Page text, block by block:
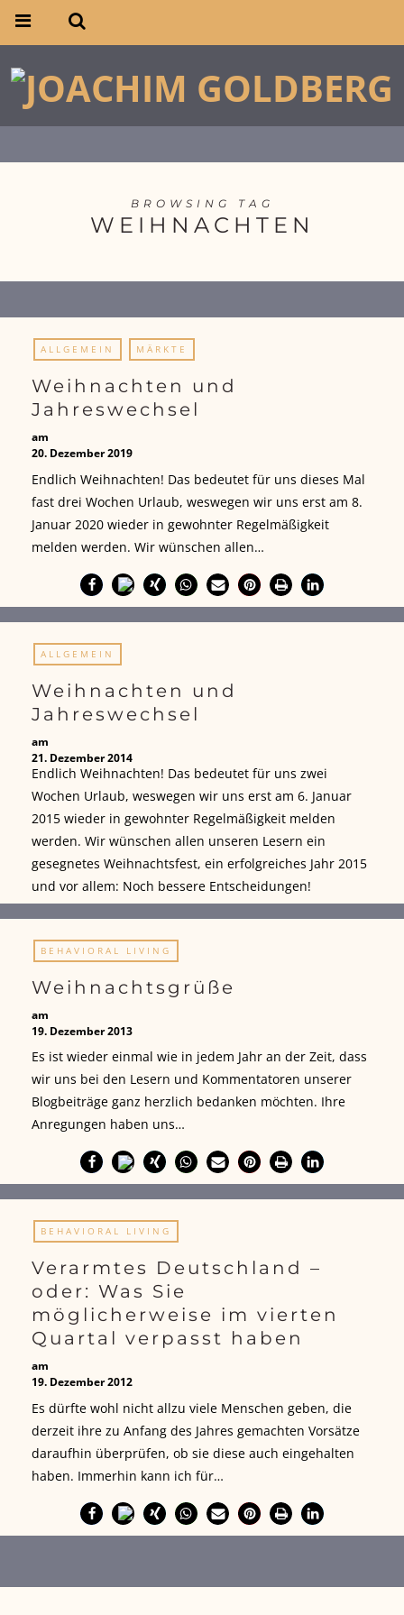
BROWSING TAG
WEIHNACHTEN
ALLGEMEIN MÄRKTE
Weihnachten und
Jahreswechsel
am
20. Dezember 2019
Endlich Weihnachten! Das bedeutet für uns dieses Mal
fast drei Wochen Urlaub, weswegen wir uns erst am 8.
Januar 2020 wieder in gewohnter Regelmäßigkeit
melden werden. Wir wünschen allen…
ALLGEMEIN
Weihnachten und
Jahreswechsel
am
21. Dezember 2014
Endlich Weihnachten! Das bedeutet für uns zwei
Wochen Urlaub, weswegen wir uns erst am 6. Januar
2015 wieder in gewohnter Regelmäßigkeit melden
werden. Wir wünschen allen unseren Lesern ein
gesegnetes Weihnachtsfest, ein erfolgreiches Jahr 2015
und vor allem: Noch bessere Entscheidungen!
BEHAVIORAL LIVING
Weihnachtsgrüße
am
19. Dezember 2013
Es ist wieder einmal wie in jedem Jahr an der Zeit, dass
wir uns bei den Lesern und Kommentatoren unserer
Blogbeiträge ganz herzlich bedanken möchten. Ihre
Anregungen haben uns…
BEHAVIORAL LIVING
Verarmtes Deutschland –
oder: Was Sie
möglicherweise im vierten
Quartal verpasst haben
am
19. Dezember 2012
Es dürfte wohl nicht allzu viele Menschen geben, die
derzeit ihre zu Anfang des Jahres gemachten Vorsätze
daraufhin überprüfen, ob sie diese auch eingehalten
haben. Immerhin kann ich für…